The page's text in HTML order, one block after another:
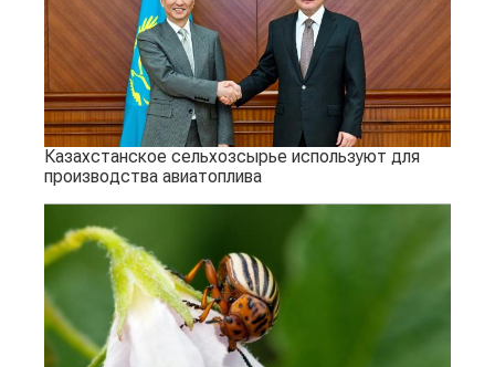
Казахстанское сельхозсырье используют для
производства авиатоплива